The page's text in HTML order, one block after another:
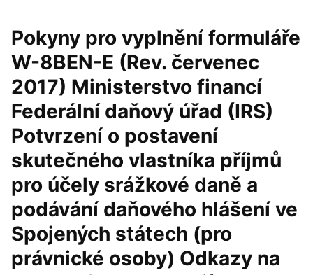
Pokyny pro vyplnění formuláře
W-8BEN-E (Rev. červenec
2017) Ministerstvo financí
Federální daňový úřad (IRS)
Potvrzení o postavení
skutečného vlastníka příjmů
pro účely srážkové daně a
podávání daňového hlášení ve
Spojených státech (pro
právnické osoby) Odkazy na